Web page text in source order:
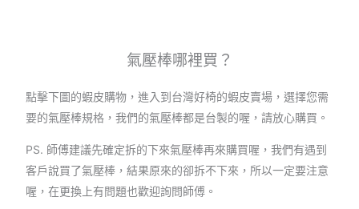
氣壓棒哪裡買？
點擊下圖的蝦皮購物，進入到台灣好椅的蝦皮賣場，選擇您需
要的氣壓棒規格，我們的氣壓棒都是台製的喔，請放心購買。
PS. 師傅建議先確定拆的下來氣壓棒再來購買喔，我們有遇到
客戶說買了氣壓棒，結果原來的卻拆不下來，所以一定要注意
喔，在更換上有問題也歡迎詢問師傅。